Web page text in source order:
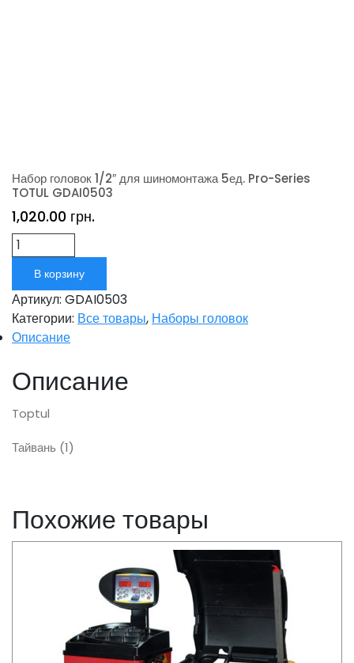
Набор головок 1/2″ для шиномонтажа 5ед. Pro-Series
TOTUL GDAI0503
1,020.00 грн.
Количество
В корзину
Артикул: GDAI0503
Категории: Все товары, Наборы головок
Описание
Описание
Toptul
Тайвань (1)
Похожие товары